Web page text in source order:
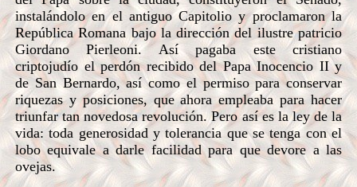
instalándolo en el antiguo Capitolio y proclamaron la
República Romana bajo la dirección del ilustre patricio
Giordano Pierleoni. Así pagaba este cristiano
criptojudío el perdón recibido del Papa Inocencio II y
de San Bernardo, así como el permiso para conservar
riquezas y posiciones, que ahora empleaba para hacer
triunfar tan novedosa revolución. Pero así es la ley de la
vida: toda generosidad y tolerancia que se tenga con el
lobo equivale a darle facilidad para que devore a las
ovejas.